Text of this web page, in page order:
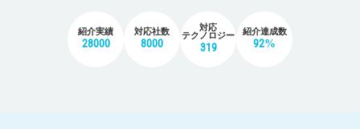
紹介実績
28000
対応社数
8000
対応
テクノロジー
319
紹介達成数
92%